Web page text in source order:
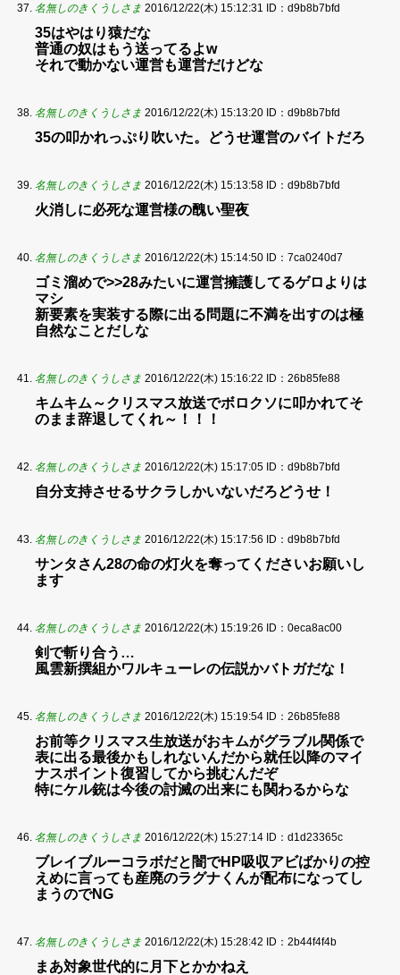
名無しのきくうしさま 2016/12/22(木) 15:12:31 ID：d9b8b7bfd
35はやはり猿だな
普通の奴はもう送ってるよw
それで動かない運営も運営だけどな
名無しのきくうしさま 2016/12/22(木) 15:13:20 ID：d9b8b7bfd
35の叩かれっぷり吹いた。どうせ運営のバイトだろ
名無しのきくうしさま 2016/12/22(木) 15:13:58 ID：d9b8b7bfd
火消しに必死な運営様の醜い聖夜
名無しのきくうしさま 2016/12/22(木) 15:14:50 ID：7ca0240d7
ゴミ溜めで>>28みたいに運営擁護してるゲロよりは
マシ
新要素を実装する際に出る問題に不満を出すのは極
自然なことだしな
名無しのきくうしさま 2016/12/22(木) 15:16:22 ID：26b85fe88
キムキム～クリスマス放送でボロクソに叩かれてそ
のまま辞退してくれ～！！！
名無しのきくうしさま 2016/12/22(木) 15:17:05 ID：d9b8b7bfd
自分支持させるサクラしかいないだろどうせ！
名無しのきくうしさま 2016/12/22(木) 15:17:56 ID：d9b8b7bfd
サンタさん28の命の灯火を奪ってくださいお願いし
ます
名無しのきくうしさま 2016/12/22(木) 15:19:26 ID：0eca8ac00
剣で斬り合う…
風雲新撰組かワルキューレの伝説かバトガだな！
名無しのきくうしさま 2016/12/22(木) 15:19:54 ID：26b85fe88
お前等クリスマス生放送がおキムがグラブル関係で
表に出る最後かもしれないんだから就任以降のマイ
ナスポイント復習してから挑むんだぞ
特にケル銃は今後の討滅の出来にも関わるからな
名無しのきくうしさま 2016/12/22(木) 15:27:14 ID：d1d23365c
ブレイブルーコラボだと闇でHP吸収アビばかりの控
えめに言っても産廃のラグナくんが配布になってし
まうのでNG
名無しのきくうしさま 2016/12/22(木) 15:28:42 ID：2b44f4f4b
まあ対象世代的に月下とかかねえ